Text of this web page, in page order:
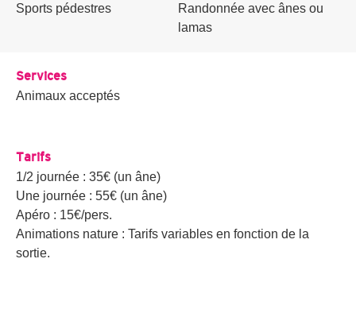
Sports pédestres
Randonnée avec ânes ou
lamas
Services
Animaux acceptés
Tarifs
1/2 journée : 35€ (un âne)
Une journée : 55€ (un âne)
Apéro : 15€/pers.
Animations nature : Tarifs variables en fonction de la
sortie.